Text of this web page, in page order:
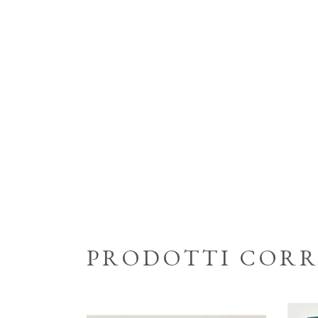
PRODOTTI